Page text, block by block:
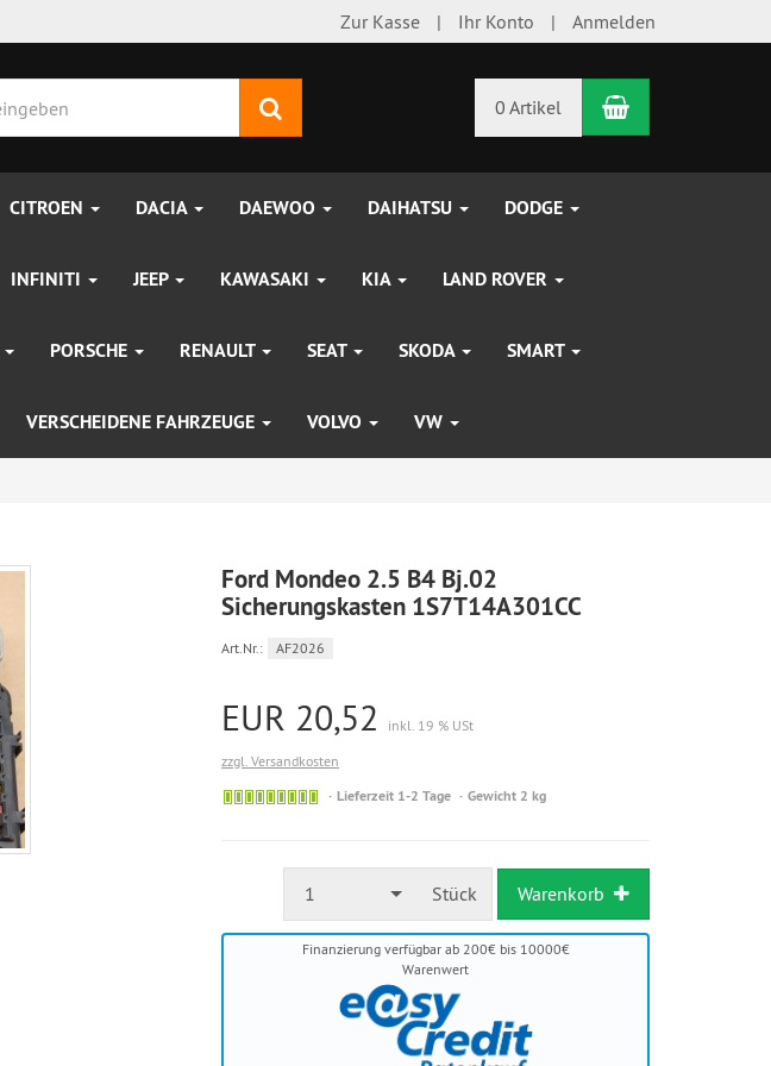
Zur Kasse Ihr Konto Anmelden
0 Artikel Warenkorb
CITROEN DACIA DAEWOO DAIHATSU DODGE
INFINITI JEEP KAWASAKI KIA LAND ROVER
PORSCHE RENAULT SEAT SKODA SMART
VERSCHEIDENE FAHRZEUGE VOLVO VW
Ford Mondeo 2.5 B4 Bj.02
Sicherungskasten 1S7T14A301CC
Art.Nr.: AF2026
EUR 20,52
inkl. 19 % USt
zzgl. Versandkosten
Sofort
Lieferzeit 1-2 Tage Gewicht 2 kg
1 Stück Warenkorb
Finanzierung verfügbar ab 200€ bis 10000€
Warenwert